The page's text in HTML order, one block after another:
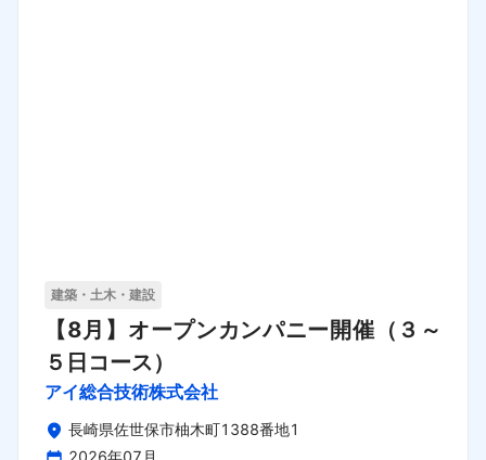
建築・土木・建設
【8月】オープンカンパニー開催（３～
５日コース）
アイ総合技術株式会社
長崎県佐世保市柚木町1388番地1
2026年07月